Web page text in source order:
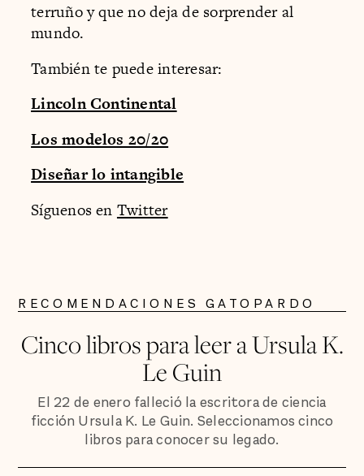
terruño y que no deja de sorprender al
mundo.
También te puede interesar:
Lincoln Continental
Los modelos 20/20
Diseñar lo intangible
Síguenos en Twitter
RECOMENDACIONES GATOPARDO
Cinco libros para leer a Ursula K.
Le Guin
El 22 de enero falleció la escritora de ciencia
ficción Ursula K. Le Guin. Seleccionamos cinco
libros para conocer su legado.